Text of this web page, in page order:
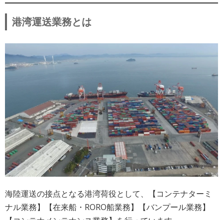
港湾運送業務とは
海陸運送の接点となる港湾荷役として、【コンテナターミ
ナル業務】【在来船・RORO船業務】【バンプール業務】